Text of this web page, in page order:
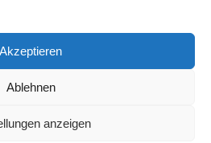
Akzeptieren
Ablehnen
anzeigen